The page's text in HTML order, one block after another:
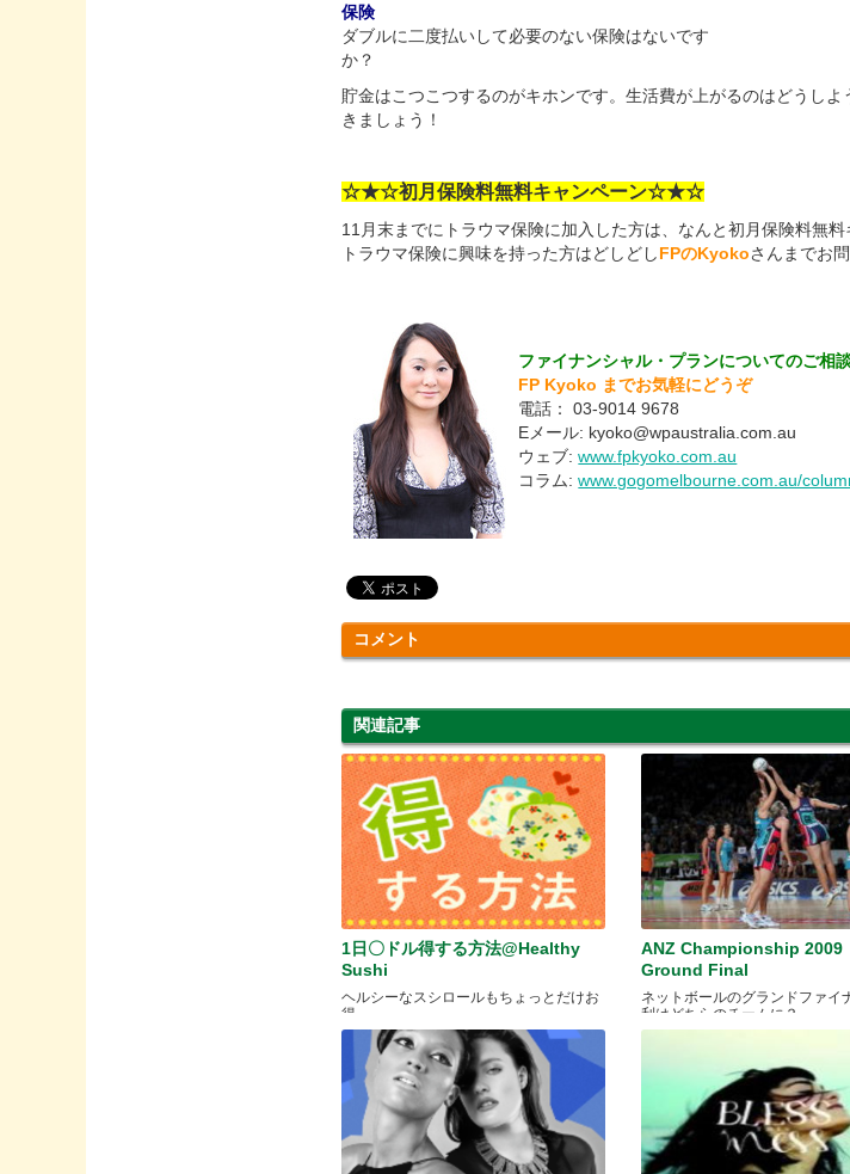
保険
ダブルに二度払いして必要のない保険はないです
か
貯金はこつこつするのがキホンです。生活費が上がるのはどうし
きましょう！
☆★☆初月保険料無料キャンペーン☆★☆
11月末までにトラウマ保険に加入した方は、なんと初月保険料無料
トラウマ保険に興味を持った方はどしどしFPのKyokoさんまでお
ファイナンシャル・プランについてのご相
FP Kyoko までお気軽にどうぞ
電話：03-9014 9678
Eメール: kyoko@wpaustralia.com.au
ウェブ:www.fpkyoko.com.au
コラム:www.gogomelbourne.com.au/
コメント
関連記事
1日〇ドル得する方法@Healthy
Sushi
ヘルシーなスシロールもちょっとだけお
得。
ANZ Championship 2009
Ground Final
ネットボールのグランドファイ
利はどちらのチームに？